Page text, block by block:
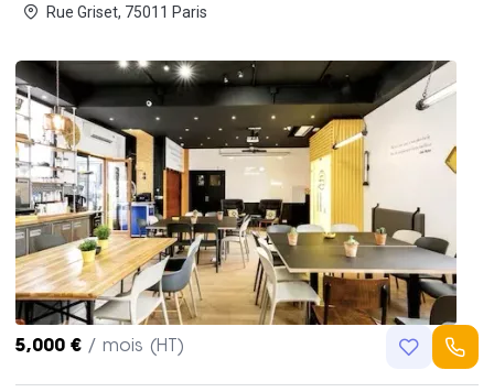
Rue Griset, 75011 Paris
5,000 € / mois (HT)